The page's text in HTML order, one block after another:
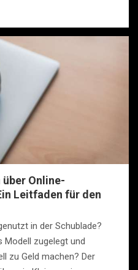
Online-
Leitfaden für den
in der Schublade?
Modell zugelegt und
zu Geld machen? Der